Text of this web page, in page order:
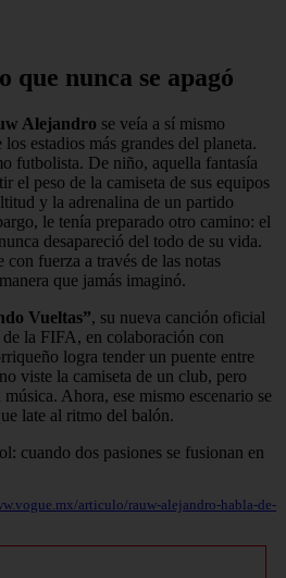
que nunca se apagó
Alejandro se veía a sí mismo
estadios más grandes del planeta.
futbolista. De niño, aquella fantasía
el peso de la camiseta de sus equipos
y la adrenalina de un partido
le tenía preparado otro camino: el
desapareció del todo de su vida.
fuerza a través de las notas
que jamás imaginó.
Vueltas”, su nueva canción oficial
la FIFA, en colaboración con
logra tender un puente entre
viste la camiseta de un club, pero
Ahora, ese mismo escenario se
late al ritmo del balón.
articulo/rauw-alejandro-habla-de-